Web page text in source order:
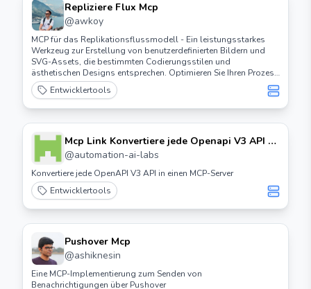
Repliziere Flux Mcp
@awkoy
MCP für das Replikationsflussmodell - Ein leistungsstarkes
Werkzeug zur Erstellung von benutzerdefinierten Bildern und
SVG-Assets, die bestimmten Codierungsstilen und
ästhetischen Designs entsprechen. Optimieren Sie Ihren Prozess
zur Erstellung visueller Assets mit KI-gestützter Design-
Generierung, die auf Entwickler zugeschnitten ist.
Entwicklertools
Mcp Link Konvertiere jede Openapi V3 API zu
einem Mcp Server
@automation-ai-labs
Konvertiere jede OpenAPI V3 API in einen MCP-Server
Entwicklertools
Pushover Mcp
@ashiknesin
Eine MCP-Implementierung zum Senden von
Benachrichtigungen über Pushover